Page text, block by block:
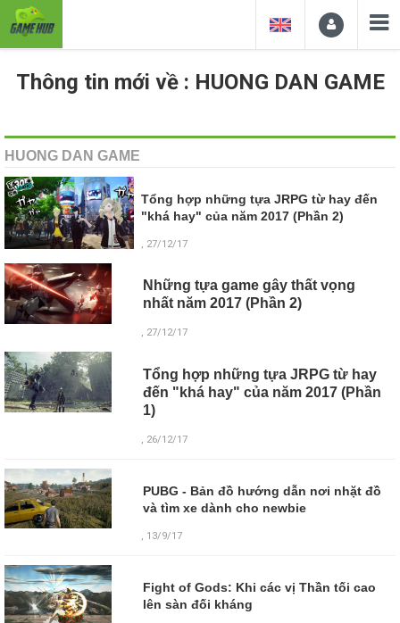
Thông tin mới về : HUONG DAN GAME
HUONG DAN GAME
Tổng hợp những tựa JRPG từ hay đến
"khá hay" của năm 2017 (Phần 2)
, 27/12/17
Những tựa game gây thất vọng
nhất năm 2017 (Phần 2)
, 27/12/17
Tổng hợp những tựa JRPG từ hay
đến "khá hay" của năm 2017 (Phần
1)
, 26/12/17
PUBG - Bản đồ hướng dẫn nơi nhặt đồ
và tìm xe dành cho newbie
, 13/9/17
Fight of Gods: Khi các vị Thần tối cao
lên sàn đối kháng